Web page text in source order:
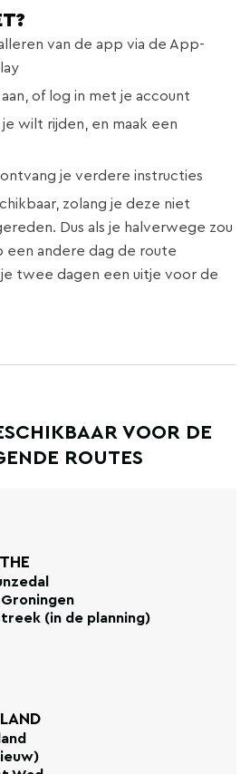
van de app via de App-
of log in met je account
wilt rijden, en maak een
je verdere instructies
zolang je deze niet
Dus als je halverwege zou
een andere dag de route
je twee dagen een uitje voor de
VOOR DE
ROUTES
(in de planning)